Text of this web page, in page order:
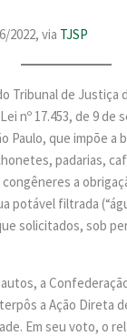
2022, via TJSP
Tribunal de Justiça
nº 17.453, de 9 de
Paulo, que impõe a
padarias,
a
potável filtrada
solicitados, sob
a
a Ação Direta
Em seu voto, o